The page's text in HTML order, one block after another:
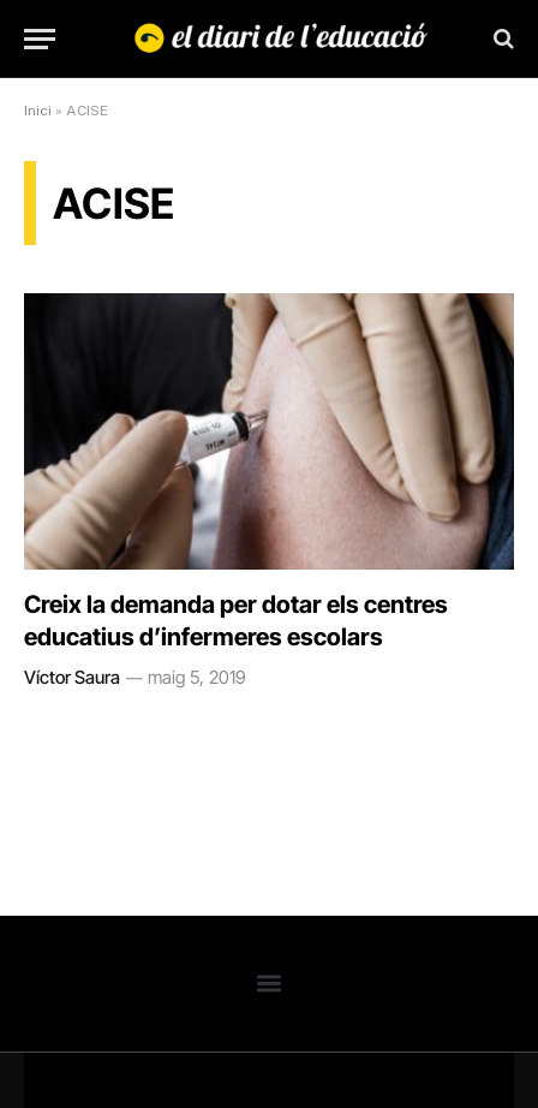
Inici » ACISE
ACISE
Creix la demanda per dotar els centres
educatius d’infermeres escolars
Víctor Saura maig 5, 2019